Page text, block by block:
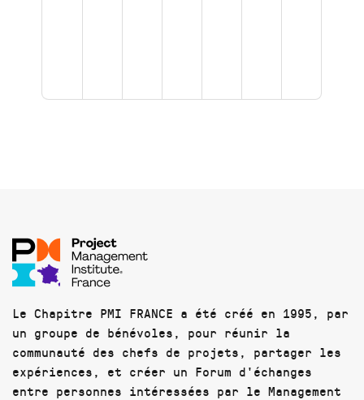
Le Chapitre PMI FRANCE a été créé en 1995, par
un groupe de bénévoles, pour réunir la
communauté des chefs de projets, partager les
expériences, et créer un Forum d'échanges
entre personnes intéressées par le Management